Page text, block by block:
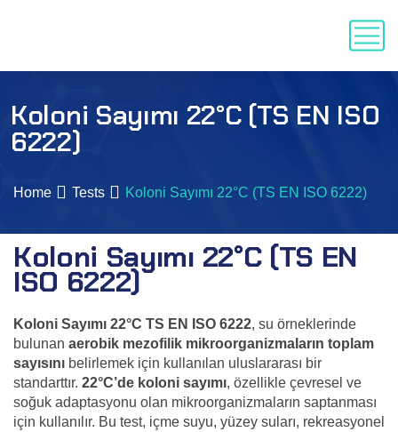
Koloni Sayımı 22°C (TS EN ISO
6222)
Home Tests Koloni Sayımı 22°C (TS EN ISO 6222)
Koloni Sayımı 22°C (TS EN
ISO 6222)
Koloni Sayımı 22°C TS EN ISO 6222, su örneklerinde
bulunan aerobik mezofilik mikroorganizmaların toplam
sayısını belirlemek için kullanılan uluslararası bir
standarttır. 22°C’de koloni sayımı, özellikle çevresel ve
soğuk adaptasyonu olan mikroorganizmaların saptanması
için kullanılır. Bu test, içme suyu, yüzey suları, rekreasyonel